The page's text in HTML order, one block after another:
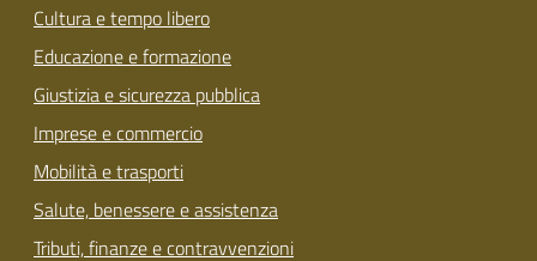
Cultura e tempo libero
Educazione e formazione
Giustizia e sicurezza pubblica
Imprese e commercio
Mobilità e trasporti
Salute, benessere e assistenza
Tributi, finanze e contravvenzioni